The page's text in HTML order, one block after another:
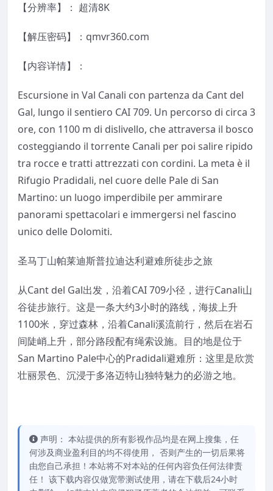
【分辨率】： 超清8K
【解压密码】：qmvr360.com
【内容详情】：
Escursione in Val Canali con partenza da Cant del
Gal, lungo il sentiero CAI 709. Un percorso di circa 3
ore, con 1100 m di dislivello, che attraversa il bosco
costeggiando il torrente Canali per poi salire ripido
tra rocce e tratti attrezzati con cordini. La meta è il
Rifugio Pradidali, nel cuore delle Pale di San
Martino: un luogo imperdibile per ammirare
panorami spettacolari e immergersi nel fascino
unico delle Dolomiti.
圣马丁山帕莱迪斯普拉迪达利避难所徒步之旅
从Cant del Gal出发，沿着CAI 709小径，进行Canali山
谷徒步旅行。这是一条大约3小时的路线，海拔上升
1100米，穿过森林，沿着Canali溪流前行，然后在岩石
间陡峭上升，部分路段配有绳索设施。目的地是位于
San Martino Pale中心的Pradidali避难所：这里是欣赏
壮丽景色、沉浸于多洛迈特山独特魅力的必游之地。
声明： 本站提供的所有影视作品均是在网上搜集，任
何涉及商业盈利目的均不得使用， 否则产生的一切后果将
由您自己承担！本站将不对本站的任何内容负任何法律责
任！ 该下载内容仅做宽带测试使用，请在下载后24小时